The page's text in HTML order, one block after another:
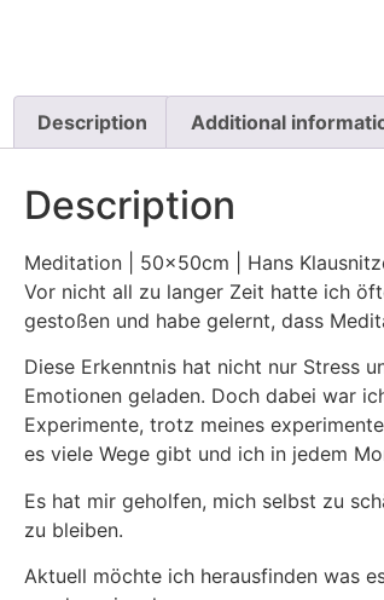
Description Additional
Description
Meditation | 50x50cm | Hans
Vor nicht all zu langer Zeit hatte ich
gestoßen und habe gelernt, dass
Diese Erkenntnis hat nicht nur Stress
Emotionen geladen. Doch dabei war
Experimente, trotz meines
es viele Wege gibt und ich in jedem
Es hat mir geholfen, mich selbst zu
zu bleiben.
Aktuell möchte ich herausfinden was